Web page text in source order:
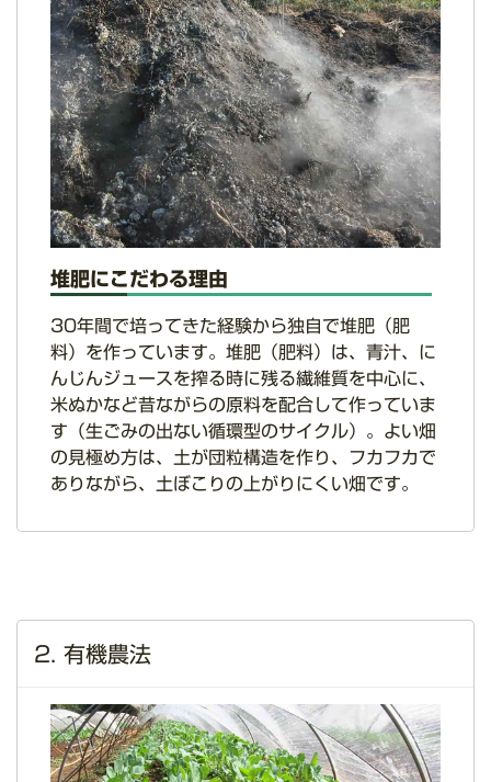
堆肥にこだわる理由
30年間で培ってきた経験から独自で堆肥（肥
料）を作っています。堆肥（肥料）は、青汁、に
んじんジュースを搾る時に残る繊維質を中心に、
米ぬかなど昔ながらの原料を配合して作っていま
す（生ごみの出ない循環型のサイクル）。よい畑
の見極め方は、土が団粒構造を作り、フカフカで
ありながら、土ぼこりの上がりにくい畑です。
2. 有機農法